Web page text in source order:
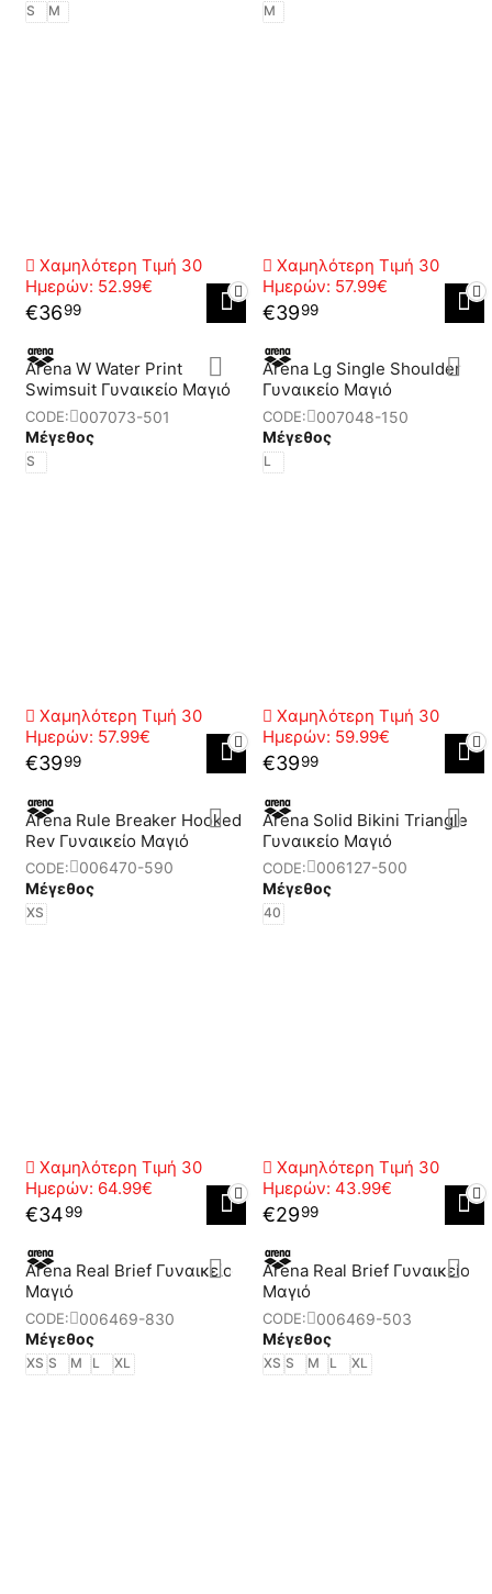
S M
Χαμηλότερη Τιμή 30
Ημερών: 52.99€
€3699
M
Χαμηλότερη Τιμή 30
Ημερών: 57.99€
€3999
Arena W Water Print
Swimsuit Γυναικείο Μαγιό
CODE:
007073-501
Μέγεθος
S
Χαμηλότερη Τιμή 30
Ημερών: 57.99€
€3999
Arena Lg Single Shoulder
Γυναικείο Μαγιό
CODE:
007048-150
Μέγεθος
L
Χαμηλότερη Τιμή 30
Ημερών: 59.99€
€3999
Arena Rule Breaker Hooked
Rev Γυναικείο Μαγιό
CODE:
006470-590
Μέγεθος
XS
Χαμηλότερη Τιμή 30
Ημερών: 64.99€
€3499
Arena Solid Bikini Triangle
Γυναικείο Μαγιό
CODE:
006127-500
Μέγεθος
40
Χαμηλότερη Τιμή 30
Ημερών: 43.99€
€2999
Arena Real Brief Γυναικείο
Μαγιό
CODE:
006469-830
Μέγεθος
XS S M L XL
Arena Real Brief Γυναικείο
Μαγιό
CODE:
006469-503
Μέγεθος
XS S M L XL